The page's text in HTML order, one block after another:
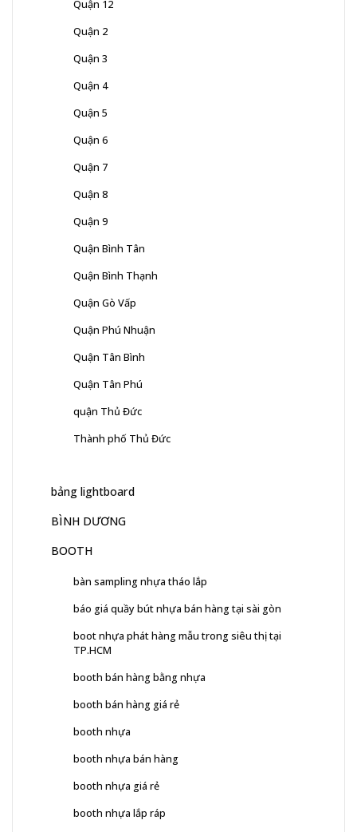
Quận 12
Quận 2
Quận 3
Quận 4
Quận 5
Quận 6
Quận 7
Quận 8
Quận 9
Quận Bình Tân
Quận Bình Thạnh
Quận Gò Vấp
Quận Phú Nhuận
Quận Tân Bình
Quận Tân Phú
quận Thủ Đức
Thành phố Thủ Đức
bảng lightboard
BÌNH DƯƠNG
BOOTH
bàn sampling nhựa tháo lắp
báo giá quầy bút nhựa bán hàng tại sài gòn
boot nhựa phát hàng mẫu trong siêu thị tại
TP.HCM
booth bán hàng bằng nhựa
booth bán hàng giá rẻ
booth nhựa
booth nhựa bán hàng
booth nhựa giá rẻ
booth nhựa lắp ráp